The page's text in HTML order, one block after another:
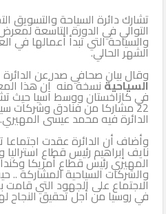
تشارك دائرة السياحة والتسويق
التوالي في الدورة التاسعة
الشهر الحالي.
وقال بيان صحافي صدر عن
السياحيةنسخة منه أن هذا
في كازاخستان ووسط آسيا حيث
22 مشاركا من فنادق وشركات
الدائرة فيه محمد عيسى المهيري.
وأضاف أن الدائرة عقدت
نايف إبراهيم رئيس قطاع
المهيري رئيس قطاع أمريكا
والشركات السياحية المشاركة ..
الاجتماع على الجهود التي قامت
في روسيا من أجل تحقيق النجاح